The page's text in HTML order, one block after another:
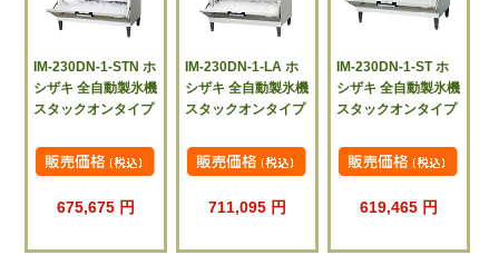
IM-230DN-1-STN ホ
シザキ 全自動製氷機
スタックオンタイプ
675,675 円
IM-230DN-1-LA ホ
シザキ 全自動製氷機
スタックオンタイプ
711,095 円
IM-230DN-1-ST ホ
シザキ 全自動製氷機
スタックオンタイプ
619,465 円